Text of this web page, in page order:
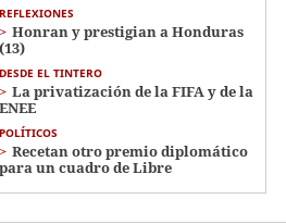
REFLEXIONES
Honran y prestigian a Honduras
(13)
DESDE EL TINTERO
La privatización de la FIFA y de la
ENEE
POLÍTICOS
Recetan otro premio diplomático
para un cuadro de Libre